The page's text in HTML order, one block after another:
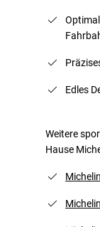
Edles
Weitere
Hause